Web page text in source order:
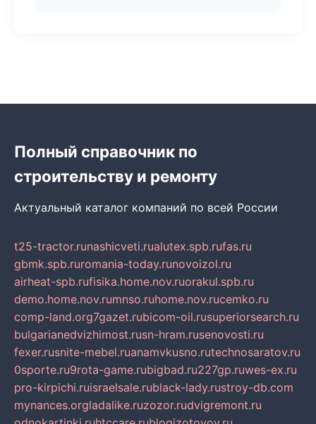
Полный справочник по
строительству и ремонту
Актуальный каталог компаний по всей России
t25-tractor.runashicveti.rualutex.spb.rufas.ru
gbmk.spb.ruromania-today.runovoizol.ru
airheat-spb.rufisika.home.nov.ruorakul.spb.ru
demo.home.nov.rumnso.ruhome.nov.rucemko.ru
comp-land.org7gazet.rubicom-oil.rusuperiorsearch.ru
bulgarianedvizhimost.rusn-hram.rusenovosti.ru
fexer.rusnite-mebel.ruanamvkusno.rutechnosaratov.ru
0sporte.ru9rota-game.rubigbad.ru227gp.ruwes-ex.ru
pro-kirpichi.ruisraelsale.rublack-lady.rustroy-db.com
mynances.orgladalike.ruzozor.rudvigremont.ru